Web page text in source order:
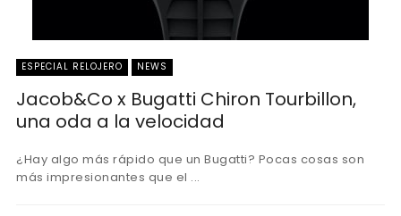
ESPECIAL RELOJERO NEWS
Jacob&Co x Bugatti Chiron Tourbillon,
una oda a la velocidad
¿Hay algo más rápido que un Bugatti? Pocas cosas son
más impresionantes que el ...